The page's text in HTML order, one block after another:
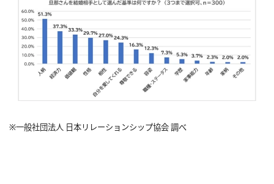
※一般社団法人 日本リレーションシップ協会 調べ